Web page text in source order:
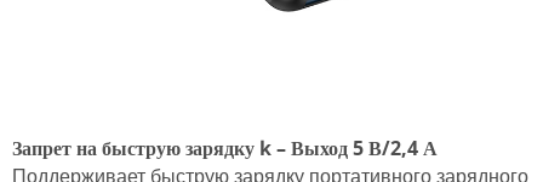
Запрет на быструю зарядку k – Выход 5 В/2,4 А
Поддерживает быструю зарядку портативного зарядного